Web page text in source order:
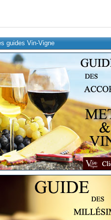
guides Vin-Vigne